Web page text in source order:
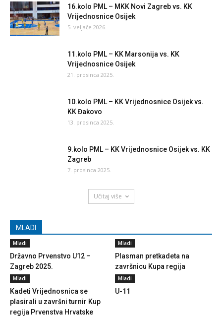
16.kolo PML – MKK Novi Zagreb vs. KK
Vrijednosnice Osijek
5. veljače 2026.
11.kolo PML – KK Marsonija vs. KK
Vrijednosnice Osijek
21. prosinca 2025.
10.kolo PML – KK Vrijednosnice Osijek vs.
KK Đakovo
13. prosinca 2025.
9.kolo PML – KK Vrijednosnice Osijek vs. KK
Zagreb
7. prosinca 2025.
Učitaj više
MLADI
Mladi
Državno Prvenstvo U12 –
Zagreb 2025.
Mladi
Plasman pretkadeta na
završnicu Kupa regija
Mladi
Kadeti Vrijednosnica se
plasirali u završni turnir Kup
regija Prvenstva Hrvatske
Mladi
U-11